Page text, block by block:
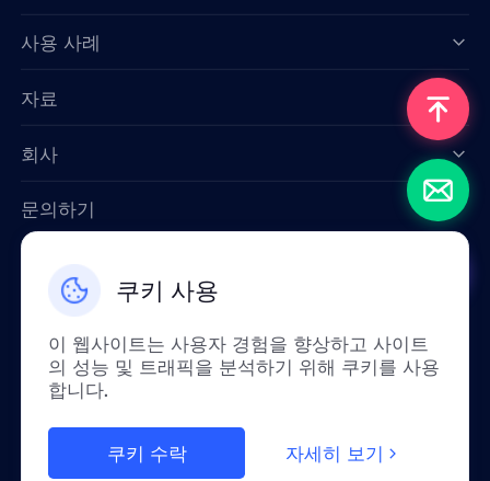
쿠키 사용
이 웹사이트는 사용자 경험을 향상하고 사이트
의 성능 및 트래픽을 분석하기 위해 쿠키를 사용
합니다.
쿠키 수락 자세히 보기
사용 사례
자료
회사
문의하기
한국인
수 없습니다. 이해해 주셔서 정말 감사합니다!